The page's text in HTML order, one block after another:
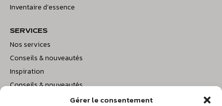
Gérer le consentement
Inventaire d’essence
SERVICES
Nos services
Conseils & nouveautés
Inspiration
Conseils & nouveautés